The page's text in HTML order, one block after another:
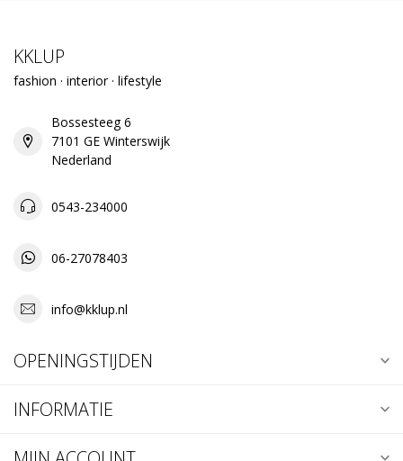
KKLUP
fashion · interior · lifestyle
Bossesteeg 6
7101 GE Winterswijk
Nederland
0543-234000
06-27078403
info@kklup.nl
OPENINGSTIJDEN
INFORMATIE